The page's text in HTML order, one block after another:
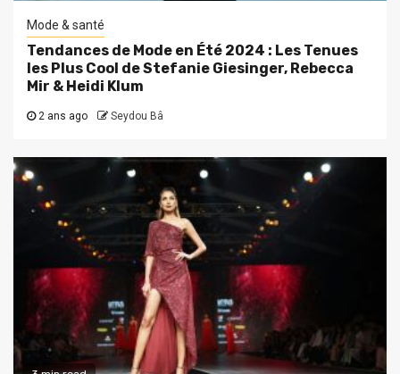
Mode & santé
Tendances de Mode en Été 2024 : Les Tenues
les Plus Cool de Stefanie Giesinger, Rebecca
Mir & Heidi Klum
2 ans ago Seydou Bâ